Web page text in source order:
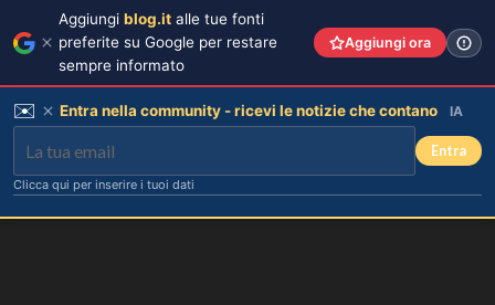
Aggiungi blog.it alle tue fonti
preferite su Google per restare
sempre informato
Aggiungi ora
✉️ Entra nella community - ricevi le notizie che contano IA
Entra
Clicca qui per inserire i tuoi dati